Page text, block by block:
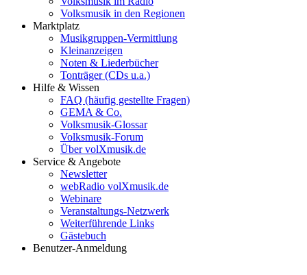
Volksmusik in den Regionen
Marktplatz
Musikgruppen-Vermittlung
Kleinanzeigen
Noten & Liederbücher
Tonträger (CDs u.a.)
Hilfe & Wissen
FAQ (häufig gestellte Fragen)
GEMA & Co.
Volksmusik-Glossar
Volksmusik-Forum
Über volXmusik.de
Service & Angebote
Newsletter
webRadio volXmusik.de
Webinare
Veranstaltungs-Netzwerk
Weiterführende Links
Gästebuch
Benutzer-Anmeldung